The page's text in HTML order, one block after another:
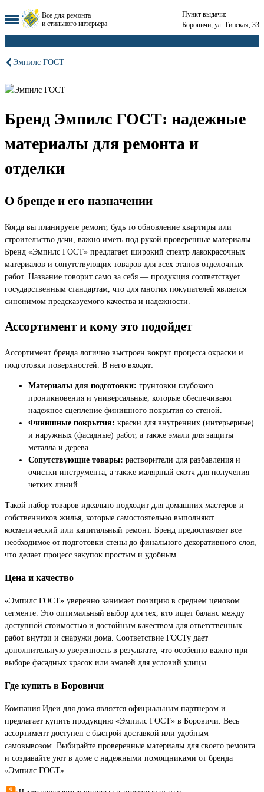
Все для ремонта
и стильного интерьера
Пункт выдачи:
Боровичи, ул. Тинская, 33
Эмпилс ГОСТ
Бренд Эмпилс ГОСТ: надежные
материалы для ремонта и
отделки
О бренде и его назначении
Когда вы планируете ремонт, будь то обновление квартиры или
строительство дачи, важно иметь под рукой проверенные материалы.
Бренд «Эмпилс ГОСТ» предлагает широкий спектр лакокрасочных
материалов и сопутствующих товаров для всех этапов отделочных
работ. Название говорит само за себя — продукция соответствует
государственным стандартам, что для многих покупателей является
синонимом предсказуемого качества и надежности.
Ассортимент и кому это подойдет
Ассортимент бренда логично выстроен вокруг процесса окраски и
подготовки поверхностей. В него входят:
Материалы для подготовки: грунтовки глубокого
проникновения и универсальные, которые обеспечивают
надежное сцепление финишного покрытия со стеной.
Финишные покрытия: краски для внутренних (интерьерные)
и наружных (фасадные) работ, а также эмали для защиты
металла и дерева.
Сопутствующие товары: растворители для разбавления и
очистки инструмента, а также малярный скотч для получения
четких линий.
Такой набор товаров идеально подходит для домашних мастеров и
собственников жилья, которые самостоятельно выполняют
косметический или капитальный ремонт. Бренд предоставляет все
необходимое от подготовки стены до финального декоративного слоя,
что делает процесс закупок простым и удобным.
Цена и качество
«Эмпилс ГОСТ» уверенно занимает позицию в среднем ценовом
сегменте. Это оптимальный выбор для тех, кто ищет баланс между
доступной стоимостью и достойным качеством для ответственных
работ внутри и снаружи дома. Соответствие ГОСТу дает
дополнительную уверенность в результате, что особенно важно при
выборе фасадных красок или эмалей для условий улицы.
Где купить в Боровичи
Компания Идеи для дома является официальным партнером и
предлагает купить продукцию «Эмпилс ГОСТ» в Боровичи. Весь
ассортимент доступен с быстрой доставкой или удобным
самовывозом. Выбирайте проверенные материалы для своего ремонта
и создавайте уют в доме с надежными помощниками от бренда
«Эмпилс ГОСТ».